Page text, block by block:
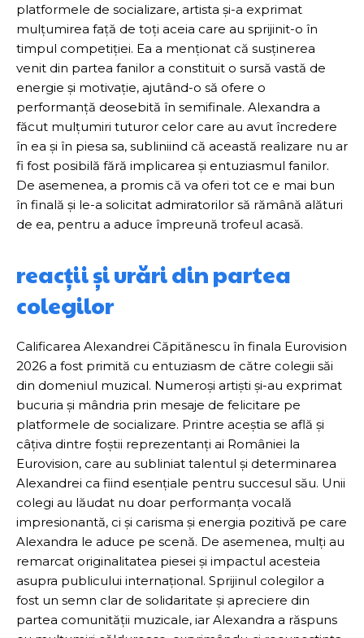
platformele de socializare, artista și-a exprimat
mulțumirea față de toți aceia care au sprijinit-o în
timpul competiției. Ea a menționat că susținerea
venit din partea fanilor a constituit o sursă vastă de
energie și motivație, ajutând-o să ofere o
performanță deosebită în semifinale. Alexandra a
făcut mulțumiri tuturor celor care au avut încredere
în ea și în piesa sa, subliniind că această realizare nu ar
fi fost posibilă fără implicarea și entuziasmul fanilor.
De asemenea, a promis că va oferi tot ce e mai bun
în finală și le-a solicitat admiratorilor să rămână alături
de ea, pentru a aduce împreună trofeul acasă.
reacții și urări din partea
colegilor
Calificarea Alexandrei Căpitănescu în finala Eurovision
2026 a fost primită cu entuziasm de către colegii săi
din domeniul muzical. Numeroși artiști și-au exprimat
bucuria și mândria prin mesaje de felicitare pe
platformele de socializare. Printre aceștia se află și
câțiva dintre foștii reprezentanți ai României la
Eurovision, care au subliniat talentul și determinarea
Alexandrei ca fiind esențiale pentru succesul său. Unii
colegi au lăudat nu doar performanța vocală
impresionantă, ci și carisma și energia pozitivă pe care
Alexandra le aduce pe scenă. De asemenea, mulți au
remarcat originalitatea piesei și impactul acesteia
asupra publicului internațional. Sprijinul colegilor a
fost un semn clar de solidaritate și apreciere din
partea comunității muzicale, iar Alexandra a răspuns